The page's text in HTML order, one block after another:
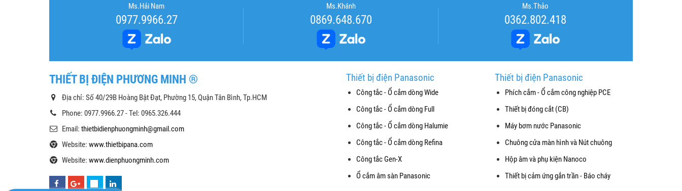
Ms.Hải Nam
0977.9966.27
Ms.Khánh
0869.648.670
Ms.Thảo
0362.802.418
THIẾT BỊ ĐIỆN PHƯƠNG MINH ®
Địa chỉ: Số 40/29B Hoàng Bật Đạt, Phường 15, Quận Tân Bình, Tp.HCM
Phone: 0977.9966.27 - Tel: 0965.326.444
Email: thietbidienphuongminh@gmail.com
Website: www.thietbipana.com
Website: www.dienphuongminh.com
Thiết bị điện Panasonic
Công tắc - Ổ cắm dòng Wide
Công tắc - Ổ cắm dòng Full
Công tắc - Ổ cắm dòng Halumie
Công tắc - Ổ cắm dòng Refina
Công tắc Gen-X
Ổ cắm âm sàn Panasonic
Thiết bị điện Panasonic
Phích cắm - Ổ cắm công nghiệp PCE
Thiết bị đóng cắt (CB)
Máy bơm nước Panasonic
Chuông cửa màn hình và Nút chuông
Hộp âm và phụ kiện Nanoco
Thiết bị cảm ứng gắn trần - Báo cháy